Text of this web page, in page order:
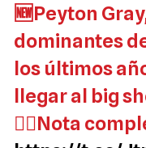
🆕Peyton
dominantes
los últimos
llegar al big
✍🏻Nota